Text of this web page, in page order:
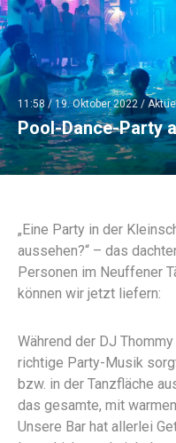
11:58 /19. Oktober 2022 /
Pool-Dance-Party
„Eine Party in der
aussehen?“ – das
Personen im Neuffener
können wir jetzt liefern:
Während der DJ
richtige Party-Musik
bzw. in der Tanzfläche
das gesamte, mit
Unsere Bar hat allerlei